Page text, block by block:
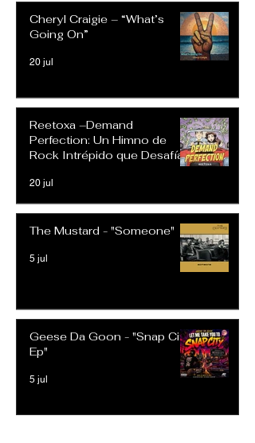
Cheryl Craigie – “What’s
Going On”
20 jul
Reetoxa –Demand
Perfection: Un Himno de
Rock Intrépido que Desafía
20 jul
The Mustard - "Someone"
5 jul
Geese Da Goon - "Snap City
Ep"
5 jul